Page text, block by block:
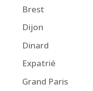
Brest
Dijon
Dinard
Expatrié
Grand Paris